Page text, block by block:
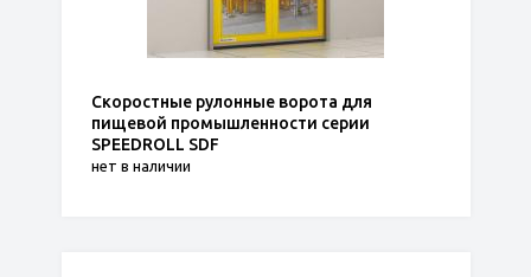
Скоростные рулонные ворота для
пищевой промышленности серии
SPEEDROLL SDF
нет в наличии